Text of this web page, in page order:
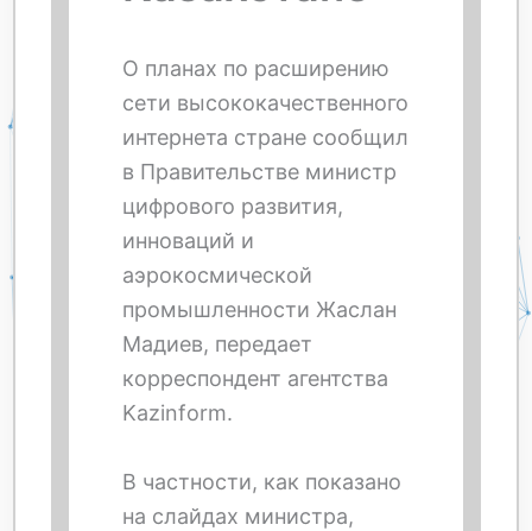
О планах по расширению
сети высококачественного
интернета стране сообщил
в Правительстве министр
цифрового развития,
инноваций и
аэрокосмической
промышленности Жаслан
Мадиев, передает
корреспондент агентства
Kazinform.
В частности, как показано
на слайдах министра,